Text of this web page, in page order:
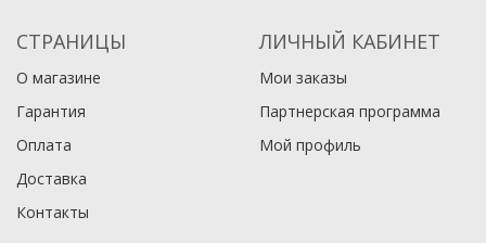
СТРАНИЦЫ
О магазине
Гарантия
Оплата
Доставка
Контакты
ЛИЧНЫЙ КАБИНЕТ
Мои заказы
Партнерская программа
Мой профиль